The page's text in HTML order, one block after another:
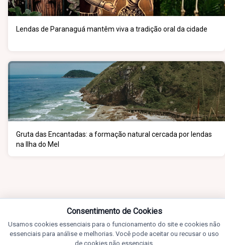
Lendas de Paranaguá mantêm viva a tradição oral da cidade
Gruta das Encantadas: a formação natural cercada por lendas
na Ilha do Mel
Consentimento de Cookies
Usamos cookies essenciais para o funcionamento do site e cookies não
essenciais para análise e melhorias. Você pode aceitar ou recusar o uso
de cookies não essenciais.